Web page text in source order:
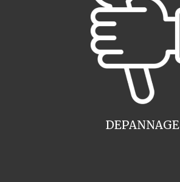
DEPANNAGE